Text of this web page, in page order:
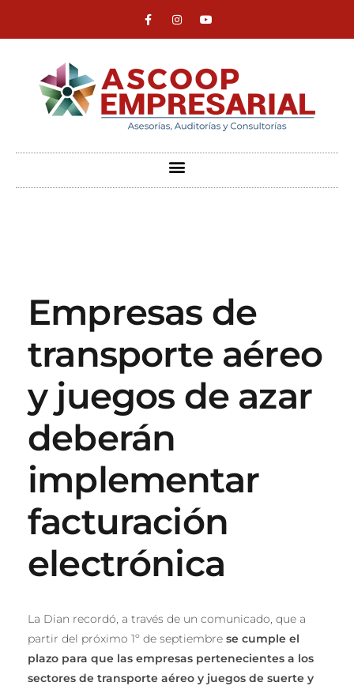
Empresas de
transporte aéreo
y juegos de azar
deberán
implementar
facturación
electrónica
La Dian recordó, a través de un comunicado, que a
partir del próximo 1º de septiembre se cumple el
plazo para que las empresas pertenecientes a los
sectores de transporte aéreo y juegos de suerte y